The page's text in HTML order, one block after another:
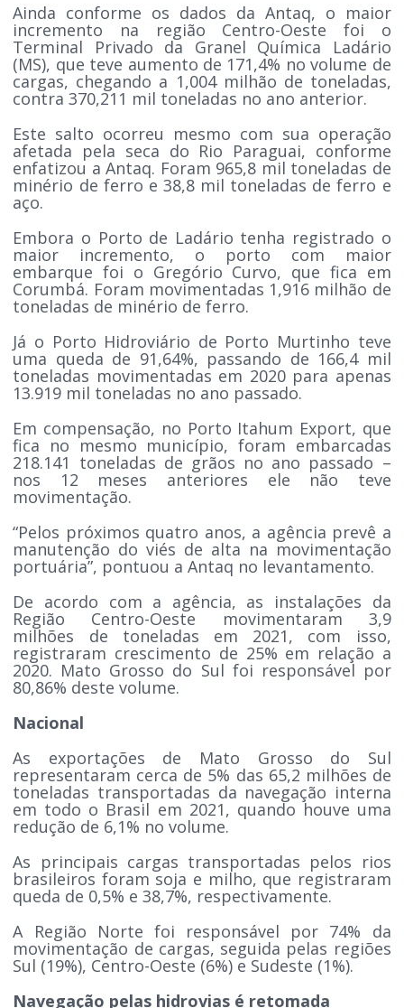
Ainda conforme os dados da Antaq, o maior
incremento na região Centro-Oeste foi o
Terminal Privado da Granel Química Ladário
(MS), que teve aumento de 171,4% no volume de
cargas, chegando a 1,004 milhão de toneladas,
contra 370,211 mil toneladas no ano anterior.
Este salto ocorreu mesmo com sua operação
afetada pela seca do Rio Paraguai, conforme
enfatizou a Antaq. Foram 965,8 mil toneladas de
minério de ferro e 38,8 mil toneladas de ferro e
aço.
Embora o Porto de Ladário tenha registrado o
maior incremento, o porto com maior
embarque foi o Gregório Curvo, que fica em
Corumbá. Foram movimentadas 1,916 milhão de
toneladas de minério de ferro.
Já o Porto Hidroviário de Porto Murtinho teve
uma queda de 91,64%, passando de 166,4 mil
toneladas movimentadas em 2020 para apenas
13.919 mil toneladas no ano passado.
Em compensação, no Porto Itahum Export, que
fica no mesmo município, foram embarcadas
218.141 toneladas de grãos no ano passado –
nos 12 meses anteriores ele não teve
movimentação.
“Pelos próximos quatro anos, a agência prevê a
manutenção do viés de alta na movimentação
portuária”, pontuou a Antaq no levantamento.
De acordo com a agência, as instalações da
Região Centro-Oeste movimentaram 3,9
milhões de toneladas em 2021, com isso,
registraram crescimento de 25% em relação a
2020. Mato Grosso do Sul foi responsável por
80,86% deste volume.
Nacional
As exportações de Mato Grosso do Sul
representaram cerca de 5% das 65,2 milhões de
toneladas transportadas da navegação interna
em todo o Brasil em 2021, quando houve uma
redução de 6,1% no volume.
As principais cargas transportadas pelos rios
brasileiros foram soja e milho, que registraram
queda de 0,5% e 38,7%, respectivamente.
A Região Norte foi responsável por 74% da
movimentação de cargas, seguida pelas regiões
Sul (19%), Centro-Oeste (6%) e Sudeste (1%).
Navegação pelas hidrovias é retomada